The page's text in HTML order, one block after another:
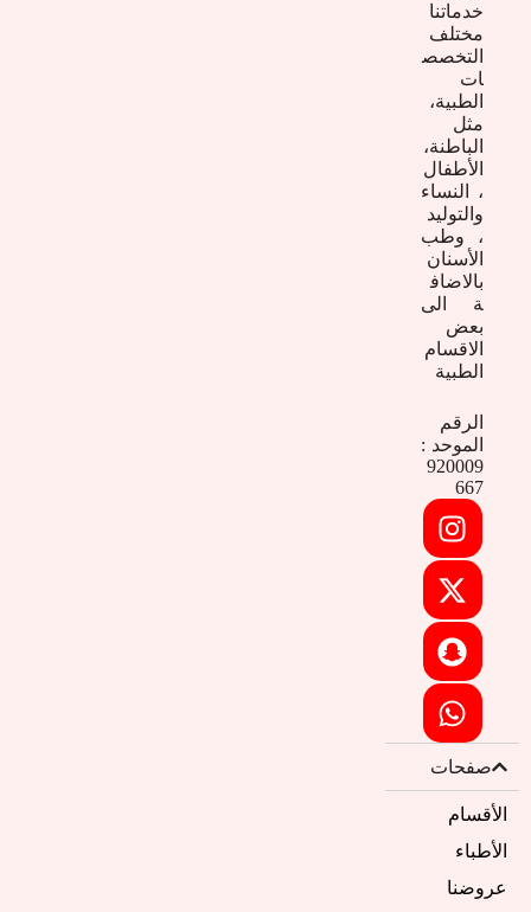
خدماتنا
مختلف
التخصص
ات
الطبية،
مثل
الباطنة،
الأطفال
، النساء
والتوليد
، وطب
الأسنان
بالاضاف
ة الى
بعض
الاقسام
الطبية
الرقم
الموحد :
920009
667
صفحات
الأقسام
الأطباء
عروضنا